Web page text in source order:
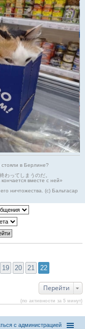
стояли в Берлине?
わってしまうのだ。
вместе с ней»
ничтожества. (с) Бальтасар
19 20 21 22
Перейти
(по активности за 5 минут)
с администрацией